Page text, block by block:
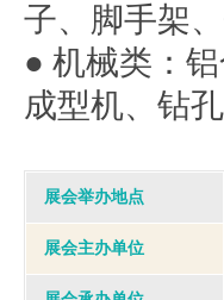
子、脚手架
● 机械类：
成型机、钻
展会举办地点
展会主办单位